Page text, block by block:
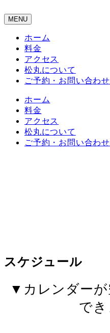
MENU
ホーム
料金
アクセス
松丸について
ご予約・お問い合わせ
ホーム
料金
アクセス
松丸について
ご予約・お問い合わせ
スケジュール
▼カレンダーが
で